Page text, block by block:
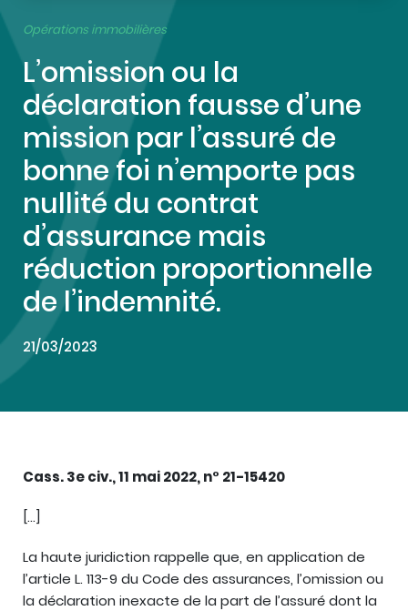
Opérations immobilières
L’omission ou la
déclaration fausse d’une
mission par l’assuré de
bonne foi n’emporte pas
nullité du contrat
d’assurance mais
réduction proportionnelle
de l’indemnité.
21/03/2023
Cass. 3e civ., 11 mai 2022, n° 21-15420
[…]
La haute juridiction rappelle que, en application de
l’article L. 113-9 du Code des assurances, l’omission ou
la déclaration inexacte de la part de l’assuré dont la